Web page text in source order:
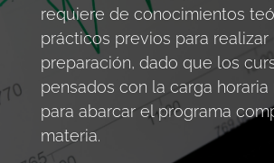
requiere de conocimientos
prácticos previos para realizar
preparación, dado que los
pensados con la carga horaria
para abarcar el programa
materia.